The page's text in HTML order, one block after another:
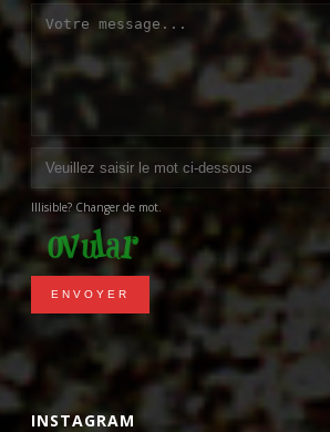
Illisible? Changer de mot.
ENVOYER
INSTAGRAM